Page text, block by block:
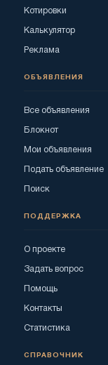
Котировки
Калькулятор
Реклама
ОБЪЯВЛЕНИЯ
Все объявления
Блокнот
Мои объявления
Подать объявление
Поиск
ПОДДЕРЖКА
О проекте
Задать вопрос
Помощь
Контакты
Статистика
СПРАВОЧНИК